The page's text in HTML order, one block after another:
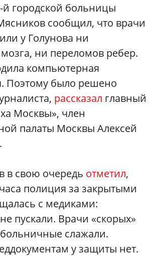
й городской больницы
сообщил, что врачи
у Голунова ни
ни переломов ребер.
компьютерная
Поэтому было решено
рассказал главный
Москвы», член
палаты Москвы Алексей
в свою очередь отметил,
полиция за закрытыми
с медиками:
пускали. Врачи «скорых»
слажали.
у защиты нет.